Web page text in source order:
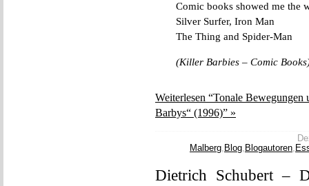
Comic books showed me the
Silver Surfer, Iron Man
The Thing and Spider-Man
(Killer Barbies – Comic
Weiterlesen “Tonale
Barbys“ (1996)” »
Malberg, Blog, Blogautoren,
Dietrich Schubert –